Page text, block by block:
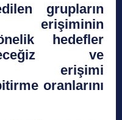
grupların
erişiminin
hedefler
ve
erişimi
oranlarını